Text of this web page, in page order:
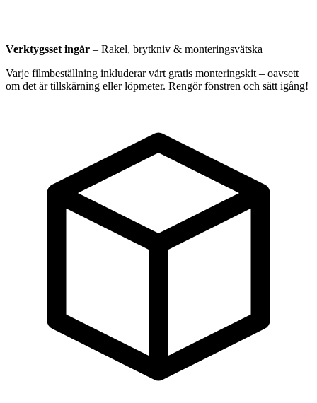
Verktygsset ingår – Rakel, brytkniv & monteringsvätska
Varje filmbeställning inkluderar vårt gratis monteringskit – oavsett
om det är tillskärning eller löpmeter. Rengör fönstren och sätt igång!